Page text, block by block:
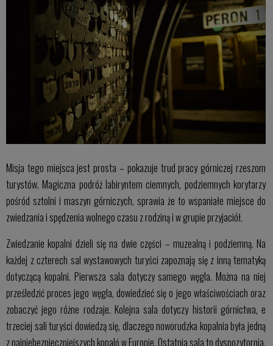
Misja tego miejsca jest prosta – pokazuje trud pracy górniczej rzeszom
turystów. Magiczna podróż labiryntem ciemnych, podziemnych korytarzy
pośród sztolni i maszyn górniczych, sprawia że to wspaniałe miejsce do
zwiedzania i spędzenia wolnego czasu z rodziną i w grupie przyjaciół.
Zwiedzanie kopalni dzieli się na dwie części – muzealną i podziemną. Na
każdej z czterech sal wystawowych turyści zapoznają się z inną tematyką
dotyczącą kopalni. Pierwsza sala dotyczy samego węgla. Można na niej
prześledzić proces jego węgla, dowiedzieć się o jego właściwościach oraz
zobaczyć jego różne rodzaje. Kolejna sala dotyczy historii górnictwa, e
trzeciej sali turyści dowiedzą się, dlaczego noworudzka kopalnia była jedną
z najniebezpieczniejszych kopalń w Europie. Ostatnia sala to dyspozytornia,